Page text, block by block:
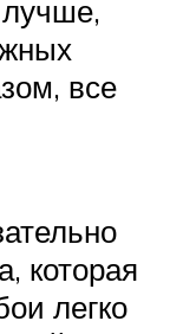
все
которая
легко